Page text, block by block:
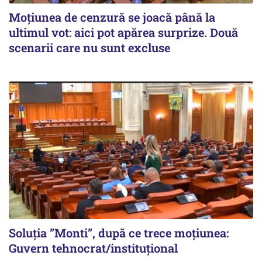
Moțiunea de cenzură se joacă până la
ultimul vot: aici pot apărea surprize. Două
scenarii care nu sunt excluse
Soluția ”Monti”, după ce trece moțiunea:
Guvern tehnocrat/instituțional